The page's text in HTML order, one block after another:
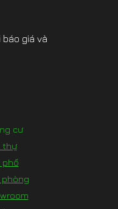
giá và
cư
thự
phố